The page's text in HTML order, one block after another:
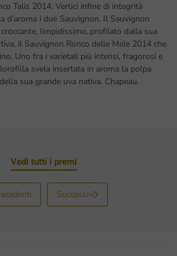
Talis 2014. Vertici infine di integrità
d’aroma i due Sauvignon. Il Sauvignon
limpidissimo,.profilato dalla sua
il Sauvignon Ronco delle Mele 2014 che
Uno fra i varietali più intensi, fragorosi e
svela insertata in aroma la polpa
sua grande uva nativa. Chapeau.
Vedi tutti i premi
Successivi